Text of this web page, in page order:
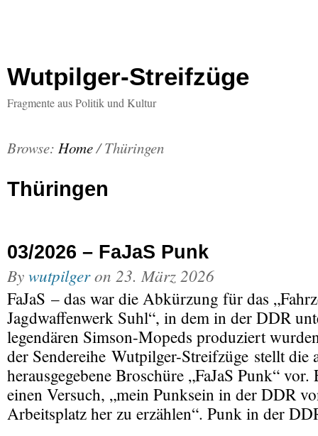
Wutpilger-Streifzüge
Fragmente aus Politik und Kultur
Browse: Home/ Thüringen
Thüringen
03/2026 – FaJaS Punk
Bywutpilgeron 23. März 2026
FaJaS – das war die Abkürzung für das
Jagdwaffenwerk Suhl“, in dem in der DDR
legendären Simson-Mopeds produziert
der Sendereihe Wutpilger-Streifzüge stellt die
herausgegebene Broschüre „FaJaS Punk“
einen Versuch, „mein Punksein in der DDR
Arbeitsplatz her zu erzählen“. Punk in der